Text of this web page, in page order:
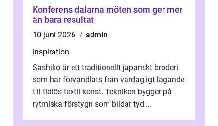
Konferens dalarna möten som ger mer
än bara resultat
10 juni 2026
admin
inspiration
Sashiko är ett traditionellt japanskt broderi
som har förvandlats från vardagligt lagande
till tidlös textil konst. Tekniken bygger på
rytmiska förstygn som bildar tydl...